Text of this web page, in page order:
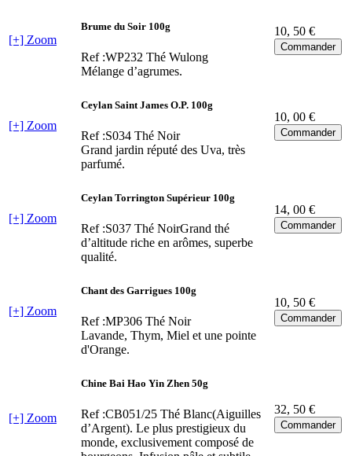
[+] Zoom
Brume du Soir 100g
Ref :WP232 Thé Wulong
Mélange d’agrumes.
10, 50 €
[+] Zoom
Ceylan Saint James O.P. 100g
Ref :S034 Thé Noir
Grand jardin réputé des Uva, très
parfumé.
10, 00 €
[+] Zoom
Ceylan Torrington Supérieur 100g
Ref :S037 Thé NoirGrand thé
d’altitude riche en arômes, superbe
qualité.
14, 00 €
[+] Zoom
Chant des Garrigues 100g
Ref :MP306 Thé Noir
Lavande, Thym, Miel et une pointe
d'Orange.
10, 50 €
[+] Zoom
Chine Bai Hao Yin Zhen 50g
Ref :CB051/25 Thé Blanc(Aiguilles
d’Argent). Le plus prestigieux du
monde, exclusivement composé de
32, 50 €